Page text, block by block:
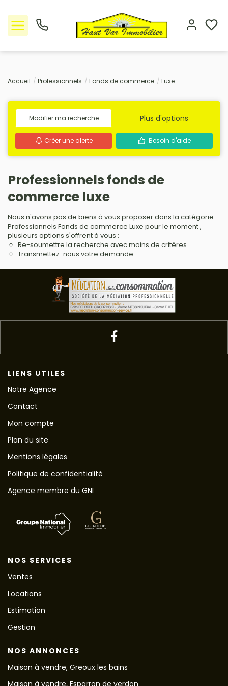
Nos offres
L'Agence
Rejoindre le groupement
Avis clients
Estimation
Avis clients
Accueil Professionnels Fonds de commerce Luxe
Modifier ma recherche Plus d'options
Créer une alerte Besoin d'aide
Professionnels fonds de
commerce luxe
Nous n'avons pas de biens à vous proposer dans la catégorie
Professionnels Fonds de commerce Luxe pour le moment ,
plusieurs options s'offrent à vous :
Re-soumettre la recherche avec moins de critères.
Transmettez-nous votre demande
LIENS UTILES
Notre Agence
Contact
Mon compte
Plan du site
Mentions légales
Politique de confidentialité
Agence membre du GNI
NOS SERVICES
Ventes
Locations
Estimation
Gestion
NOS ANNONCES
Maison à vendre, Greoux les bains
Maison à vendre, Esparron de verdon